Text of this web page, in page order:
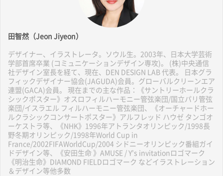
田智然（Jeon Jiyeon）
デザイナー、イラストレータ。ソウル生。2003年、日本大学芸術
学部首席卒業 (コミュニケーションデザイン専攻)。 (株)中央通信
社デザイン室長を経て、現在、DEN DESIGN LAB 代表。 日本グラ
フィックデザイナー協会(JAGUDA)会員。グローバルクリーンエア
連盟(GACA)会員。 現在までの主な作品：《サントリーホールクラ
シックポスター》オスロフィルハーモニー管弦楽団/国立パリ管弦
楽団/イスラエル フィルハーモニー管弦楽団、《オーチャードホー
ルクラシックコンサートポスター》アルフレッド ハウゼ タンゴオ
ーケストラ等、《NHK》1996年アトランタオリンピック/1998長
野冬期オリンピック/1998年World Cup in
France/2002FIFAWorldCup/2004 シドニーオリンピック番組ガイ
ドデザイン等、《安田生命 》AMUSE / Y's invitationロゴマーク
《明治生命》DIAMOND FIELDロゴマーク などイラストレーション
＆デザイン等他多数